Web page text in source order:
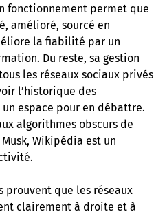
fonctionnement permet que
amélioré, sourcé en
la fiabilité par un
Du reste, sa gestion
les réseaux sociaux privés
l’historique des
espace pour en débattre.
algorithmes obscurs de
Wikipédia est un
prouvent que les réseaux
clairement à droite et à